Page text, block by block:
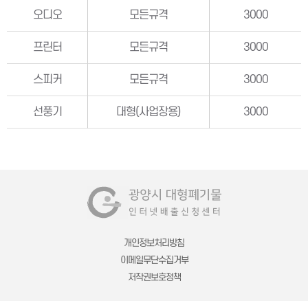
오디오 모든규격 3000
프린터 모든규격 3000
스피커 모든규격 3000
선풍기 대형(사업장용) 3000
개인정보처리방침
이메일무단수집거부
저작권보호정책